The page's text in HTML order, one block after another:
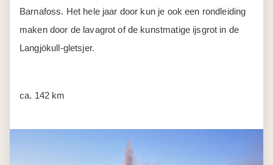
Barnafoss. Het hele jaar door kun je ook een rondleiding
maken door de lavagrot of de kunstmatige ijsgrot in de
Langjökull-gletsjer.
ca. 142 km